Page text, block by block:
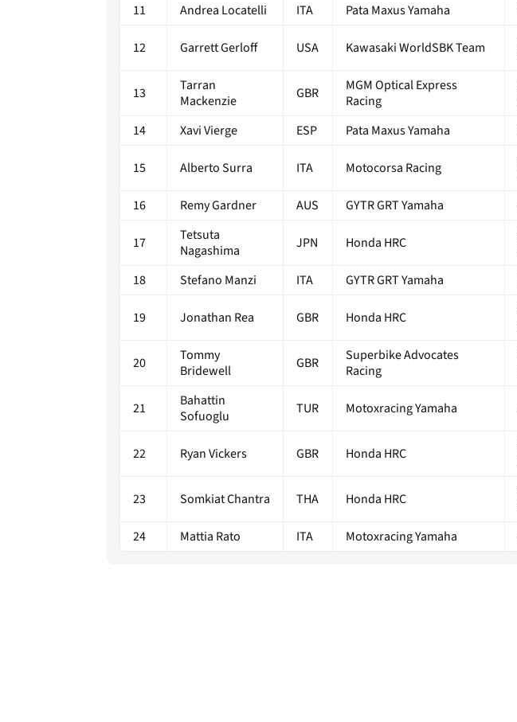
11 Andrea Locatelli ITA Pata Maxus Yamaha
12 Garrett Gerloff USA Kawasaki WorldSBK Team
13
Tarran
Mackenzie
GBR
MGM Optical Express
Racing
14 Xavi Vierge ESP Pata Maxus Yamaha
15 Alberto Surra ITA Motocorsa Racing
16 Remy Gardner AUS GYTR GRT Yamaha
17
Tetsuta
Nagashima
JPN Honda HRC
18 Stefano Manzi ITA GYTR GRT Yamaha
19 Jonathan Rea GBR Honda HRC
20
Tommy
Bridewell
GBR
Superbike Advocates
Racing
21
Bahattin
Sofuoglu
TUR Motoxracing Yamaha
22 Ryan Vickers GBR Honda HRC
23 Somkiat Chantra THA Honda HRC
24 Mattia Rato ITA Motoxracing Yamaha